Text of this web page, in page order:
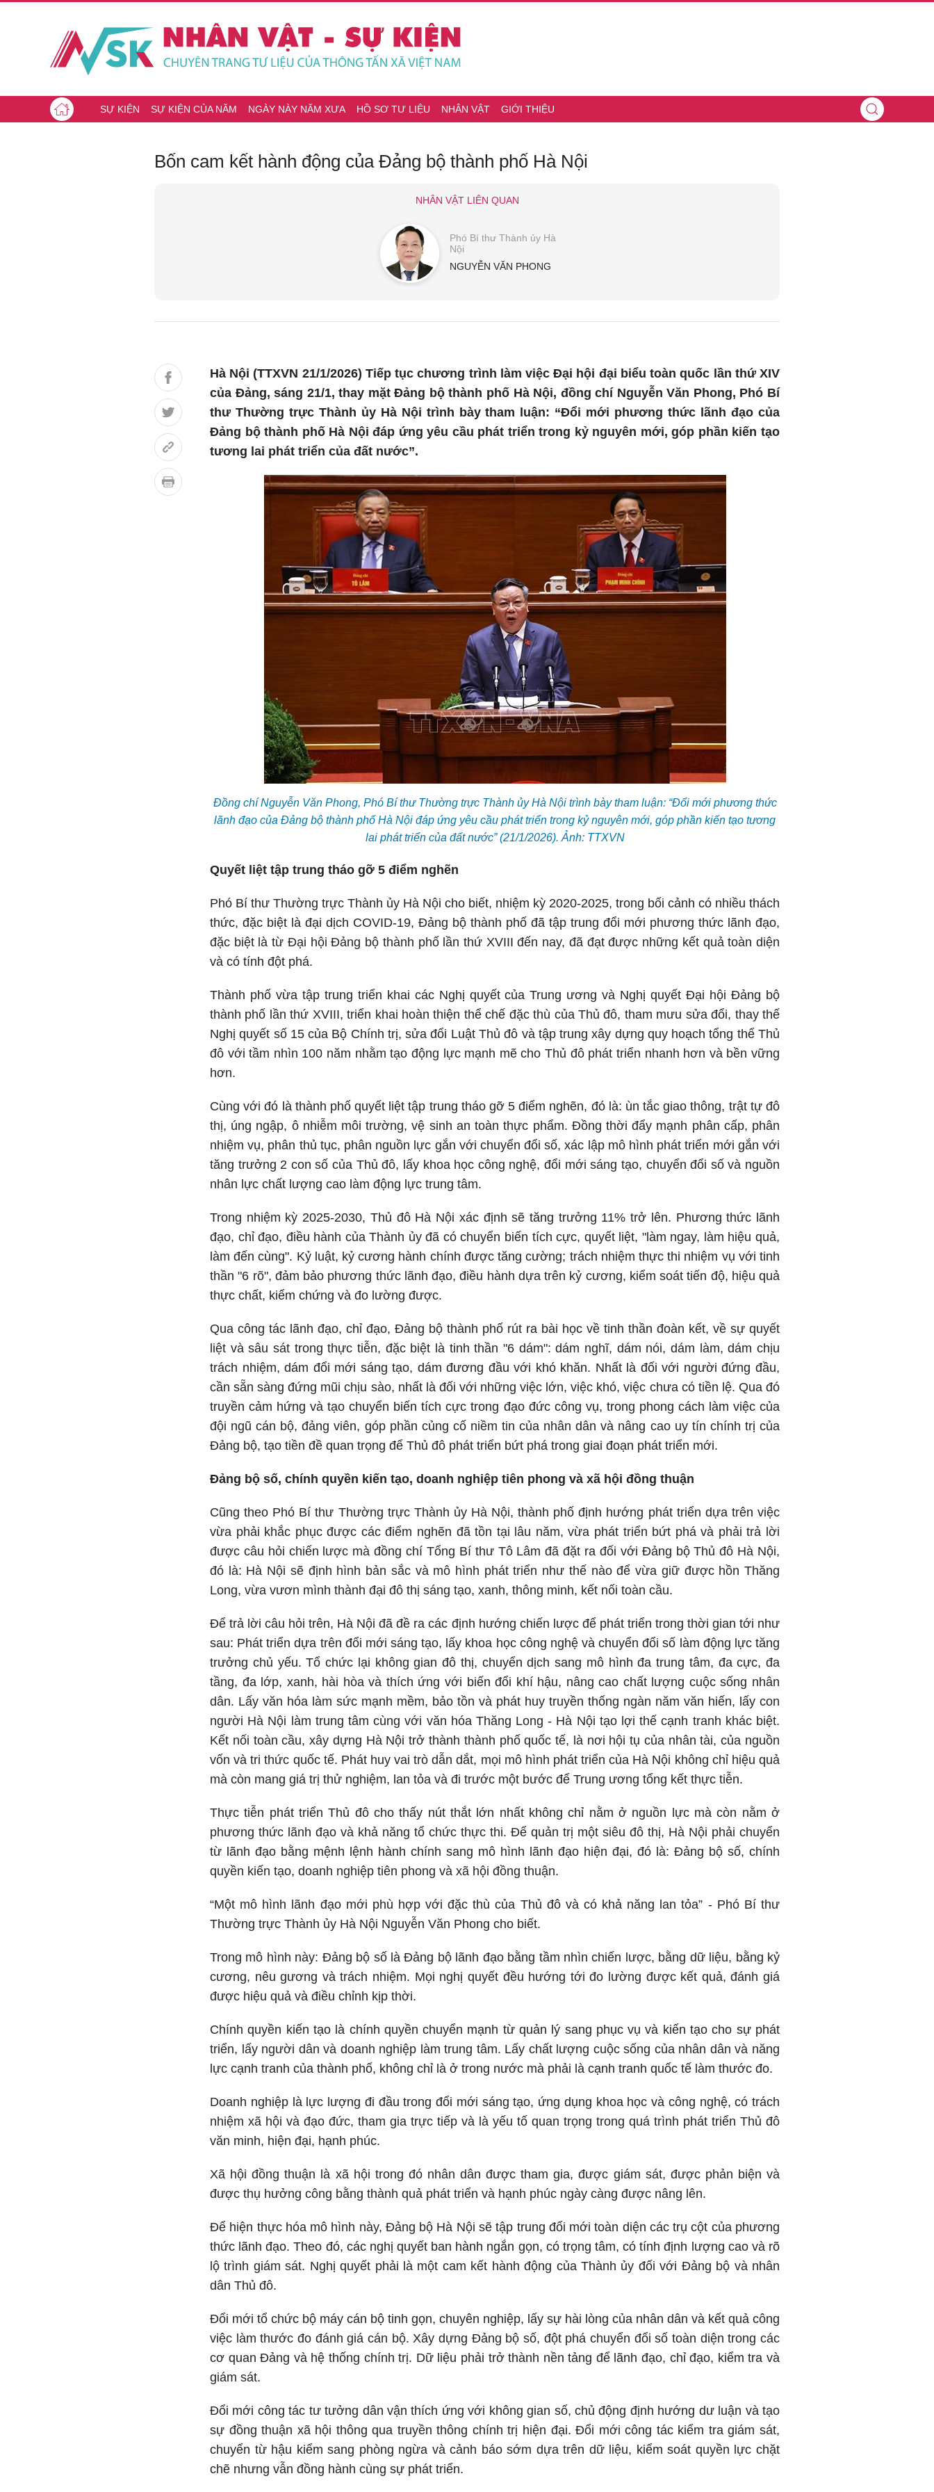
SỰ KIỆN SỰ KIỆN CỦA NĂM NGÀY NÀY NĂM XƯA HỒ SƠ TƯ LIỆU NHÂN VẬT GIỚI THIỆU
Bốn cam kết hành động của Đảng bộ thành phố Hà Nội
NHÂN VẬT LIÊN QUAN
Phó Bí thư Thành ủy Hà
Nội
NGUYỄN VĂN PHONG
Hà Nội (TTXVN 21/1/2026) Tiếp tục chương trình làm việc Đại hội đại biểu toàn quốc lần thứ XIV
của Đảng, sáng 21/1, thay mặt Đảng bộ thành phố Hà Nội, đồng chí Nguyễn Văn Phong, Phó Bí
thư Thường trực Thành ủy Hà Nội trình bày tham luận: “Đổi mới phương thức lãnh đạo của
Đảng bộ thành phố Hà Nội đáp ứng yêu cầu phát triển trong kỷ nguyên mới, góp phần kiến tạo
tương lai phát triển của đất nước”.
Đồng chí Nguyễn Văn Phong, Phó Bí thư Thường trực Thành ủy Hà Nội trình bày tham luận: “Đổi mới phương thức
lãnh đạo của Đảng bộ thành phố Hà Nội đáp ứng yêu cầu phát triển trong kỷ nguyên mới, góp phần kiến tạo tương
lai phát triển của đất nước” (21/1/2026). Ảnh: TTXVN
Quyết liệt tập trung tháo gỡ 5 điểm nghẽn
Phó Bí thư Thường trực Thành ủy Hà Nội cho biết, nhiệm kỳ 2020-2025, trong bối cảnh có nhiều thách
thức, đặc biệt là đại dịch COVID-19, Đảng bộ thành phố đã tập trung đổi mới phương thức lãnh đạo,
đặc biệt là từ Đại hội Đảng bộ thành phố lần thứ XVIII đến nay, đã đạt được những kết quả toàn diện
và có tính đột phá.
Thành phố vừa tập trung triển khai các Nghị quyết của Trung ương và Nghị quyết Đại hội Đảng bộ
thành phố lần thứ XVIII, triển khai hoàn thiện thể chế đặc thù của Thủ đô, tham mưu sửa đổi, thay thế
Nghị quyết số 15 của Bộ Chính trị, sửa đổi Luật Thủ đô và tập trung xây dựng quy hoạch tổng thể Thủ
đô với tầm nhìn 100 năm nhằm tạo động lực mạnh mẽ cho Thủ đô phát triển nhanh hơn và bền vững
hơn.
Cùng với đó là thành phố quyết liệt tập trung tháo gỡ 5 điểm nghẽn, đó là: ùn tắc giao thông, trật tự đô
thị, úng ngập, ô nhiễm môi trường, vệ sinh an toàn thực phẩm. Đồng thời đẩy mạnh phân cấp, phân
nhiệm vụ, phân thủ tục, phân nguồn lực gắn với chuyển đổi số, xác lập mô hình phát triển mới gắn với
tăng trưởng 2 con số của Thủ đô, lấy khoa học công nghệ, đổi mới sáng tạo, chuyển đổi số và nguồn
nhân lực chất lượng cao làm động lực trung tâm.
Trong nhiệm kỳ 2025-2030, Thủ đô Hà Nội xác định sẽ tăng trưởng 11% trở lên. Phương thức lãnh
đạo, chỉ đạo, điều hành của Thành ủy đã có chuyển biến tích cực, quyết liệt, "làm ngay, làm hiệu quả,
làm đến cùng". Kỷ luật, kỷ cương hành chính được tăng cường; trách nhiệm thực thi nhiệm vụ với tinh
thần "6 rõ", đảm bảo phương thức lãnh đạo, điều hành dựa trên kỷ cương, kiểm soát tiến độ, hiệu quả
thực chất, kiểm chứng và đo lường được.
Qua công tác lãnh đạo, chỉ đạo, Đảng bộ thành phố rút ra bài học về tinh thần đoàn kết, về sự quyết
liệt và sâu sát trong thực tiễn, đặc biệt là tinh thần "6 dám": dám nghĩ, dám nói, dám làm, dám chịu
trách nhiệm, dám đổi mới sáng tạo, dám đương đầu với khó khăn. Nhất là đối với người đứng đầu,
cần sẵn sàng đứng mũi chịu sào, nhất là đối với những việc lớn, việc khó, việc chưa có tiền lệ. Qua đó
truyền cảm hứng và tạo chuyển biến tích cực trong đạo đức công vụ, trong phong cách làm việc của
đội ngũ cán bộ, đảng viên, góp phần củng cố niềm tin của nhân dân và nâng cao uy tín chính trị của
Đảng bộ, tạo tiền đề quan trọng để Thủ đô phát triển bứt phá trong giai đoạn phát triển mới.
Đảng bộ số, chính quyền kiến tạo, doanh nghiệp tiên phong và xã hội đồng thuận
Cũng theo Phó Bí thư Thường trực Thành ủy Hà Nội, thành phố định hướng phát triển dựa trên việc
vừa phải khắc phục được các điểm nghẽn đã tồn tại lâu năm, vừa phát triển bứt phá và phải trả lời
được câu hỏi chiến lược mà đồng chí Tổng Bí thư Tô Lâm đã đặt ra đối với Đảng bộ Thủ đô Hà Nội,
đó là: Hà Nội sẽ định hình bản sắc và mô hình phát triển như thế nào để vừa giữ được hồn Thăng
Long, vừa vươn mình thành đại đô thị sáng tạo, xanh, thông minh, kết nối toàn cầu.
Để trả lời câu hỏi trên, Hà Nội đã đề ra các định hướng chiến lược để phát triển trong thời gian tới như
sau: Phát triển dựa trên đổi mới sáng tạo, lấy khoa học công nghệ và chuyển đổi số làm động lực tăng
trưởng chủ yếu. Tổ chức lại không gian đô thị, chuyển dịch sang mô hình đa trung tâm, đa cực, đa
tầng, đa lớp, xanh, hài hòa và thích ứng với biến đổi khí hậu, nâng cao chất lượng cuộc sống nhân
dân. Lấy văn hóa làm sức mạnh mềm, bảo tồn và phát huy truyền thống ngàn năm văn hiến, lấy con
người Hà Nội làm trung tâm cùng với văn hóa Thăng Long - Hà Nội tạo lợi thế cạnh tranh khác biệt.
Kết nối toàn cầu, xây dựng Hà Nội trở thành thành phố quốc tế, là nơi hội tụ của nhân tài, của nguồn
vốn và tri thức quốc tế. Phát huy vai trò dẫn dắt, mọi mô hình phát triển của Hà Nội không chỉ hiệu quả
mà còn mang giá trị thử nghiệm, lan tỏa và đi trước một bước để Trung ương tổng kết thực tiễn.
Thực tiễn phát triển Thủ đô cho thấy nút thắt lớn nhất không chỉ nằm ở nguồn lực mà còn nằm ở
phương thức lãnh đạo và khả năng tổ chức thực thi. Để quản trị một siêu đô thị, Hà Nội phải chuyển
từ lãnh đạo bằng mệnh lệnh hành chính sang mô hình lãnh đạo hiện đại, đó là: Đảng bộ số, chính
quyền kiến tạo, doanh nghiệp tiên phong và xã hội đồng thuận.
“Một mô hình lãnh đạo mới phù hợp với đặc thù của Thủ đô và có khả năng lan tỏa” - Phó Bí thư
Thường trực Thành ủy Hà Nội Nguyễn Văn Phong cho biết.
Trong mô hình này: Đảng bộ số là Đảng bộ lãnh đạo bằng tầm nhìn chiến lược, bằng dữ liệu, bằng kỷ
cương, nêu gương và trách nhiệm. Mọi nghị quyết đều hướng tới đo lường được kết quả, đánh giá
được hiệu quả và điều chỉnh kịp thời.
Chính quyền kiến tạo là chính quyền chuyển mạnh từ quản lý sang phục vụ và kiến tạo cho sự phát
triển, lấy người dân và doanh nghiệp làm trung tâm. Lấy chất lượng cuộc sống của nhân dân và năng
lực cạnh tranh của thành phố, không chỉ là ở trong nước mà phải là cạnh tranh quốc tế làm thước đo.
Doanh nghiệp là lực lượng đi đầu trong đổi mới sáng tạo, ứng dụng khoa học và công nghệ, có trách
nhiệm xã hội và đạo đức, tham gia trực tiếp và là yếu tố quan trọng trong quá trình phát triển Thủ đô
văn minh, hiện đại, hạnh phúc.
Xã hội đồng thuận là xã hội trong đó nhân dân được tham gia, được giám sát, được phản biện và
được thụ hưởng công bằng thành quả phát triển và hạnh phúc ngày càng được nâng lên.
Để hiện thực hóa mô hình này, Đảng bộ Hà Nội sẽ tập trung đổi mới toàn diện các trụ cột của phương
thức lãnh đạo. Theo đó, các nghị quyết ban hành ngắn gọn, có trọng tâm, có tính định lượng cao và rõ
lộ trình giám sát. Nghị quyết phải là một cam kết hành động của Thành ủy đối với Đảng bộ và nhân
dân Thủ đô.
Đổi mới tổ chức bộ máy cán bộ tinh gọn, chuyên nghiệp, lấy sự hài lòng của nhân dân và kết quả công
việc làm thước đo đánh giá cán bộ. Xây dựng Đảng bộ số, đột phá chuyển đổi số toàn diện trong các
cơ quan Đảng và hệ thống chính trị. Dữ liệu phải trở thành nền tảng để lãnh đạo, chỉ đạo, kiểm tra và
giám sát.
Đổi mới công tác tư tưởng dân vận thích ứng với không gian số, chủ động định hướng dư luận và tạo
sự đồng thuận xã hội thông qua truyền thông chính trị hiện đại. Đổi mới công tác kiểm tra giám sát,
chuyển từ hậu kiểm sang phòng ngừa và cảnh báo sớm dựa trên dữ liệu, kiểm soát quyền lực chặt
chẽ nhưng vẫn đồng hành cùng sự phát triển.